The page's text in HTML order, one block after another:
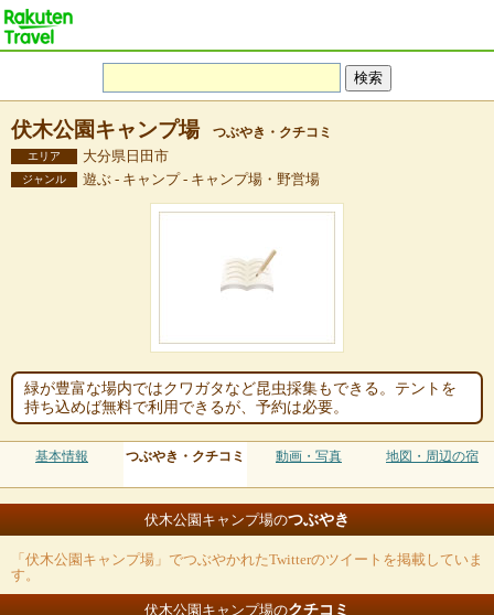
伏木公園キャンプ場 つぶやき・クチコミ
エリア 大分県日田市
ジャンル 遊ぶ - キャンプ - キャンプ場・野営場
緑が豊富な場内ではクワガタなど昆虫採集もできる。テントを
持ち込めば無料で利用できるが、予約は必要。
基本情報 つぶやき・クチコミ 動画・写真 地図・周辺の宿
伏木公園キャンプ場のつぶやき
「伏木公園キャンプ場」でつぶやかれたTwitterのツイートを掲載していま
す。
伏木公園キャンプ場のクチコミ